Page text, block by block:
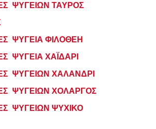
ΨΥΓΕΙΩΝ ΤΑΥΡΟΣ
ΨΥΓΕΙΑ ΦΙΛΟΘΕΗ
ΨΥΓΕΙΑ ΧΑΪΔΑΡΙ
ΨΥΓΕΙΩΝ ΧΑΛΑΝΔΡΙ
ΨΥΓΕΙΩΝ ΧΟΛΑΡΓΟΣ
ΨΥΓΕΙΩΝ ΨΥΧΙΚΟ